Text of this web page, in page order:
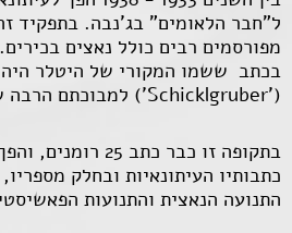
ל"חבר הלאומים" בג'נבה. בתפקיד
מפורסמים רבים כולל נאצים
בכתב ששמו המקורי של היטלר היה
(
'Schicklgruber') למבוכתם הרבה
בתקופה זו כבר כתב
כתבותיו העיתונאיות ובחלק
התנועה הנאצית והתנועות